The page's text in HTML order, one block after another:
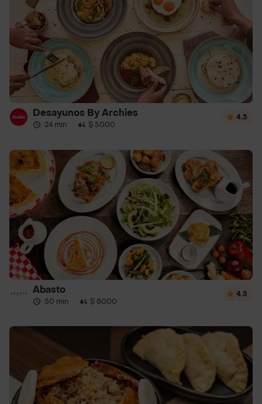
Desayunos By Archies
24 min · $ 5000
4.5
Abasto
50 min · $ 8000
4.5